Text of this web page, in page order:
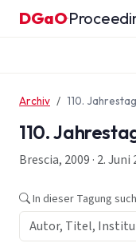
Zum Inhalt springen
DGaO·
Archiv 110.
110.
Brescia, 2009 · 2.
In dieser Tagung